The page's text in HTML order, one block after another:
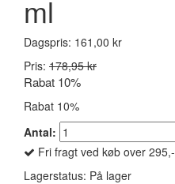
ml
Dagspris: 161,00 kr
Pris: 178,95 kr
Rabat 10%
Rabat 10%
Antal:
Fri fragt ved køb over 295,-
Lagerstatus: På lager